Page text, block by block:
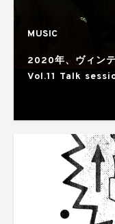
MUSIC
2020年、ヴィン
Vol.11 Talk